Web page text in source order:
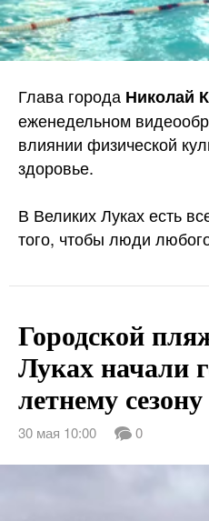
Глава города Николай
еженедельном
влиянии физической
здоровье.
В Великих Луках есть
того, чтобы люди
Городской
Луках начали
летнему сезону
30 мая 10:00 0